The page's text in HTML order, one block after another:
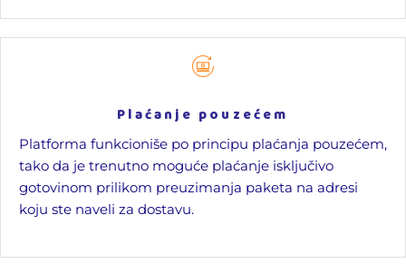
Plaćanje pouzećem
Platforma funkcioniše po principu plaćanja pouzećem,
tako da je trenutno moguće plaćanje isključivo
gotovinom prilikom preuzimanja paketa na adresi
koju ste naveli za dostavu.